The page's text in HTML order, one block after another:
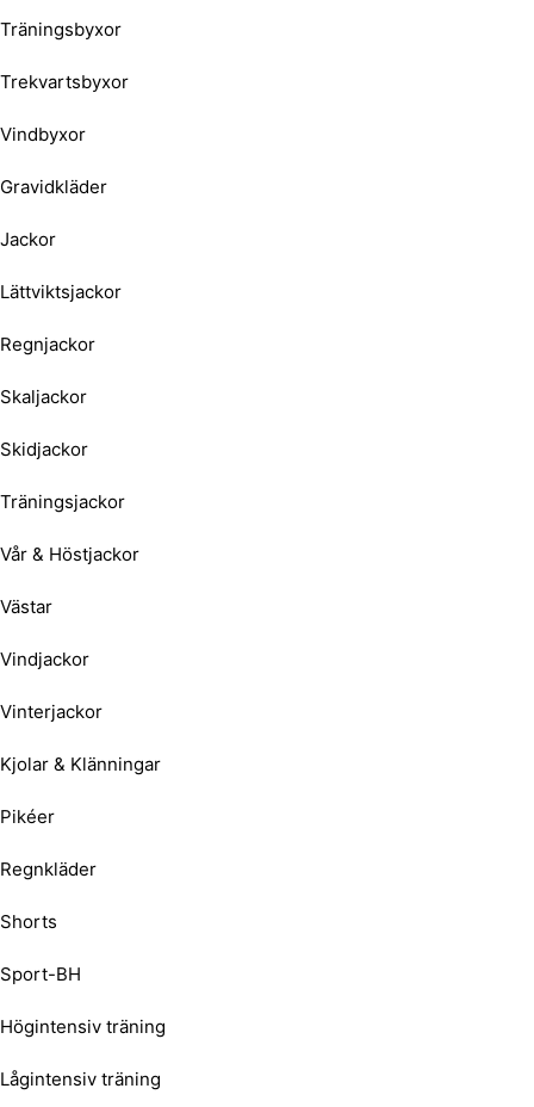
Träningsbyxor
Trekvartsbyxor
Vindbyxor
Gravidkläder
Jackor
Lättviktsjackor
Regnjackor
Skaljackor
Skidjackor
Träningsjackor
Vår & Höstjackor
Västar
Vindjackor
Vinterjackor
Kjolar & Klänningar
Pikéer
Regnkläder
Shorts
Sport-BH
Högintensiv träning
Lågintensiv träning